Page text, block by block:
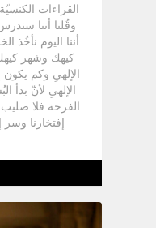
القراءات
وقُلنا أننا
أننا اليوم
كيهك وشهر
الإلهىِ وكم
الإلهىِ لأنّ بدأ
الفرحة فلا
إفتخارنا
جسدنا وأخذ
بِها هى هى
الجديدة التى
روحىِ وكُل ما